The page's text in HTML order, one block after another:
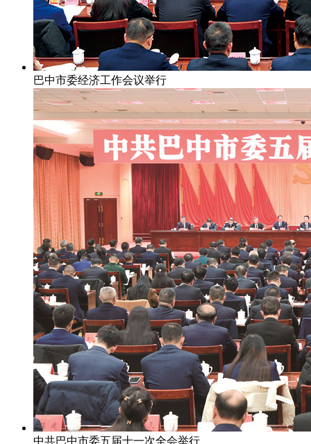
巴中市委经济工作会议举行
中共巴中市委五届十一次全会举行